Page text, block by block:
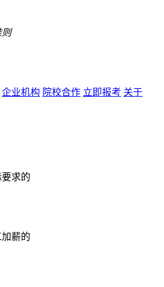
则
企业机构 院校合作 立即报考 关于
求的
薪的